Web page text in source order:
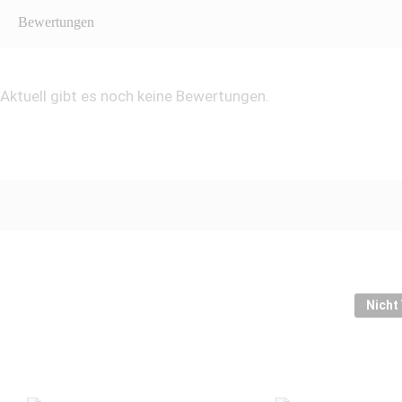
Bewertungen
Aktuell gibt es noch keine Bewertungen.
Nicht